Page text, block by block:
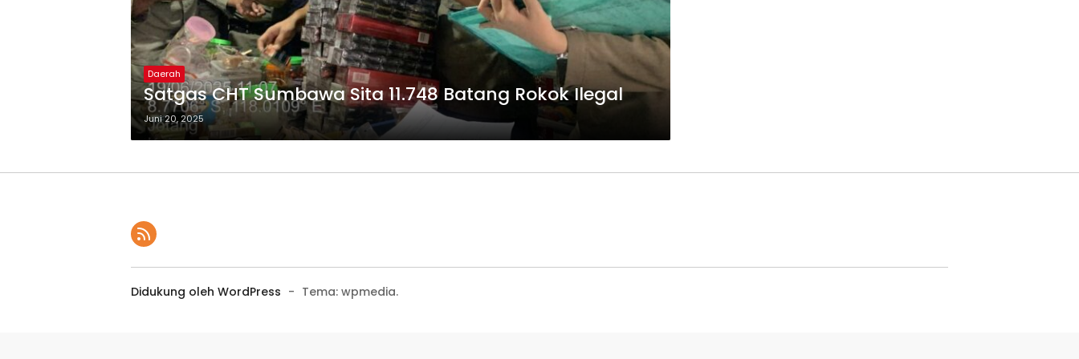
Daerah
Satgas CHT Sumbawa Sita 11.748 Batang Rokok Ilegal
Juni 20, 2025
Didukung oleh WordPress - Tema: wpmedia.